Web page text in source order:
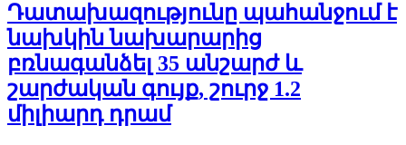
Դատախազությունը պահանջում է
նախկին նախարարից
բռնագանձել 35 անշարժ և
շարժական գույք, շուրջ 1.2
միլիարդ դրամ